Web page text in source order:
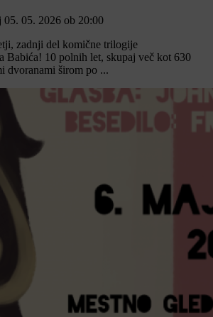
05. 05. 2026 ob 20:00
zadnji del komične trilogije
Babića! 10 polnih let, skupaj več kot 630
dvoranami širom po ...